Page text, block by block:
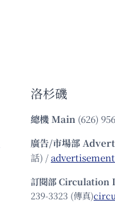
洛杉磯
總機Main (626)
廣告/市場部
話) /
訂閱部 Circulation
239-3323 (傳真)